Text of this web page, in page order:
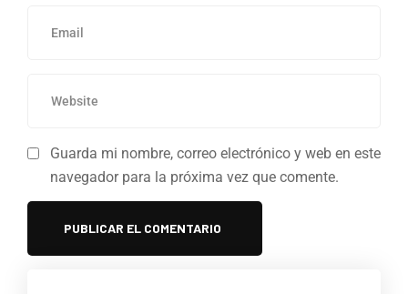
Guarda mi nombre, correo electrónico y web en este
navegador para la próxima vez que comente.